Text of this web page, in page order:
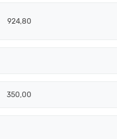
924,80
350,00